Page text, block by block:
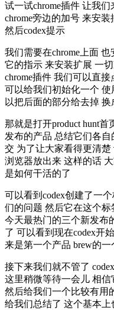
试一试chrome插件 让我
chrome旁边的加号 来安装
然后codex提示
我们需要在chrome上面
它的指示 来安装扩展 一
chrome插件 我们可以直
可以给我们初始化一个
以把后面的部分给去掉
那就是打开product hunt
发布的产品 总结它们各
交 为了让大家看得更清楚
浏览器放出来 这样的话
是如何干活的了
可以看到codex创建了一
们的问题 然后它在这个标
今天最热门的三个新发布
了 可以看到现在codex开
来是第一个产品 brew的
接下来我们就不管了
这里稍微等待一会儿 相
然后给我们一个比较有用
给我们总结了 这个基本